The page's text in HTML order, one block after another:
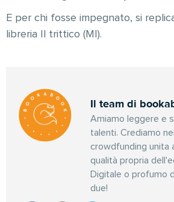
E per chi fosse impegnato, si
libreria Il trittico (MI).
Il team di
Amiamo leggere e
talenti. Crediamo
crowdfunding unita
qualità propria
Digitale o profumo
due!